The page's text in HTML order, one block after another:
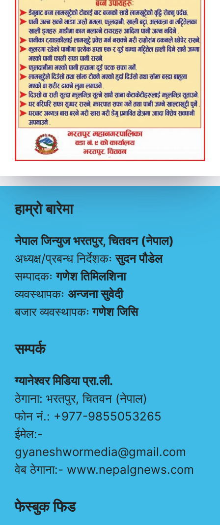
हाम्रो बारेमा
नेपाल जिन्युज भरतपुर, चितवन (नेपाल)
अध्यक्ष/प्रबन्ध निर्देशकःसुदन पौडेल
सम्पादकःगणेश तिमिलशिना
व्यवस्थापकः अन्जना सुवेदी
बजार व्यवस्थापकः गणेश जिसि
सम्पर्क
ग्यानेश्वर मिडिया प्रा.ली.
ठेगाना: भरतपुर, चितवन (नेपाल)
फोन नं.: +977-9855053265
ईमेल:-
gyaneshwormedia@gmail.com
वेब ठेगाना:- www.nepalgnews.com
फेस्बुक फिड